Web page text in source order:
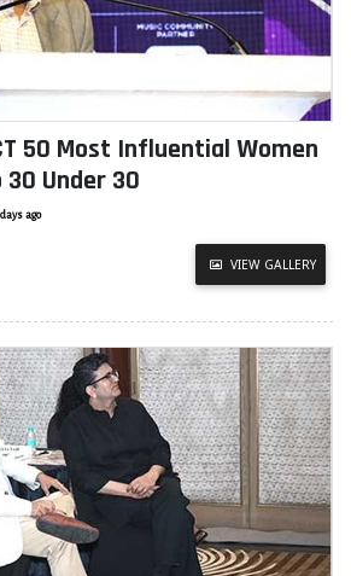
50 Most Influential Women
30 Under 30
ago
VIEW GALLERY